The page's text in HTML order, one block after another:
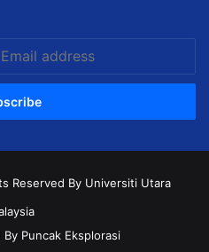
Reserved By Universiti Utara
Puncak Eksplorasi